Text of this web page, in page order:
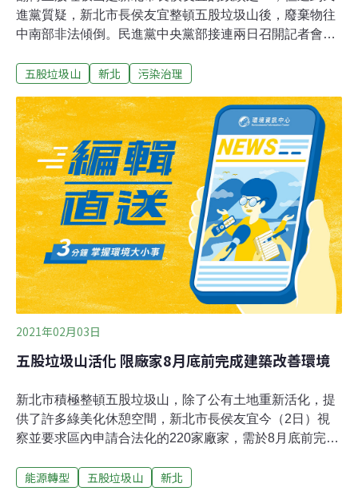
進黨質疑，新北市長侯友宜整頓五股垃圾山後，廢棄物往
中南部非法傾倒。民進黨中央黨部接連兩日召開記者會批
指控。民進黨立委洪申翰進一步指出，新北市針對非法
至於過去納管成績，40多家業者只有四家轉型成功。「棧
仔場」合法化期限延至2026年 洪申翰批：輔導不力裝潢廢
棄物組成複雜、處理困難，業者載到合法處理廠經常被拒
收，只好私下送到「棧仔場」自行分類，過去30年默默消
化了一車車的廢棄物。新北市2020年提出「裝潢修繕廢棄
物清除處理計畫」，目標兩年內讓棧仔場輔導合法化，同
意業者申請登記為「簡易分類場」。不過2022年底屆期
後，新北市將輔導期限展延至2026年底。洪申翰指出，簡
易分類場為過度階段，不須依《廢清法》向環保署即時申
報流向，根本無法掌握廢棄
五股垃圾山 新北 污染治理
2021年02月03日
五股垃圾山活化 限廠家8月底前完成建築改善環境
新北市積極整頓五股垃圾山，除了公有土地重新活化，提
供了許多綠美化休憩空間，新北市長侯友宜今（2日）視
察並要求區內申請合法化的220家廠家，需於8月底前完成
五股垃圾山共有677家廠家，共有220家廠家送件申請合法
能源轉型 五股垃圾山 新北